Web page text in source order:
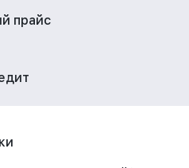
прайс